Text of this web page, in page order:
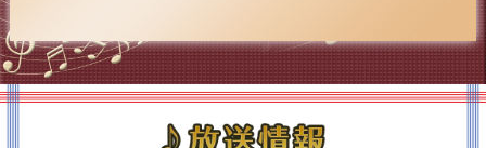
◆ブラームス：交響曲第2番 ニ長調 op.73
♪3月21日（土）15:00～（MX2）放送♪
都響スペシャル（7/24）＠東京文化会館 より
◆ブラームス：交響曲第3番 へ長調 op.90
◆ブラームス：交響曲第4番 ホ短調 op.98